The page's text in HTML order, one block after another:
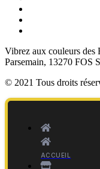
Vibrez aux couleurs des
Parsemain, 13270 FOS
© 2021 Tous droits
ACCUEIL